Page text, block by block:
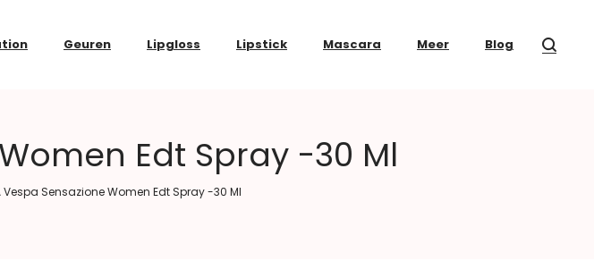
Geuren Lipgloss Lipstick Mascara Meer Blog
Edt Spray -30 Ml
Vespa Sensazione Women Edt Spray -30 Ml